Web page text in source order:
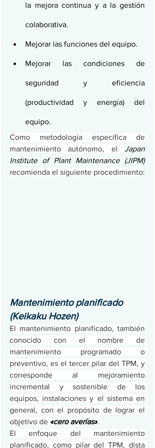
la mejora continua y a la gestión
colaborativa.
Mejorar las funciones del equipo.
Mejorar las condiciones de
seguridad y eficiencia
(productividad y energía) del
equipo.
Como metodología específica de
mantenimiento autónomo, el Japan
Institute of Plant Maintenance (JIPM)
recomienda el siguiente procedimiento:
Mantenimiento planificado
(Keikaku Hozen)
El mantenimiento planificado, también
conocido con el nombre de
mantenimiento programado o
preventivo, es el tercer pilar del TPM, y
corresponde al mejoramiento
incremental y sostenible de los
equipos, instalaciones y el sistema en
general, con el propósito de lograr el
objetivo de «cero averías».
El enfoque del mantenimiento
planificado, como pilar del TPM, dista